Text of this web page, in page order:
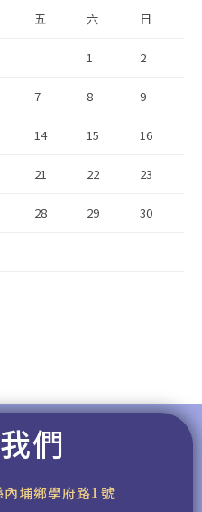
五 六 日
1 2
7 8 9
14 15 16
21 22 23
28 29 30
們
埔鄉學府路1號